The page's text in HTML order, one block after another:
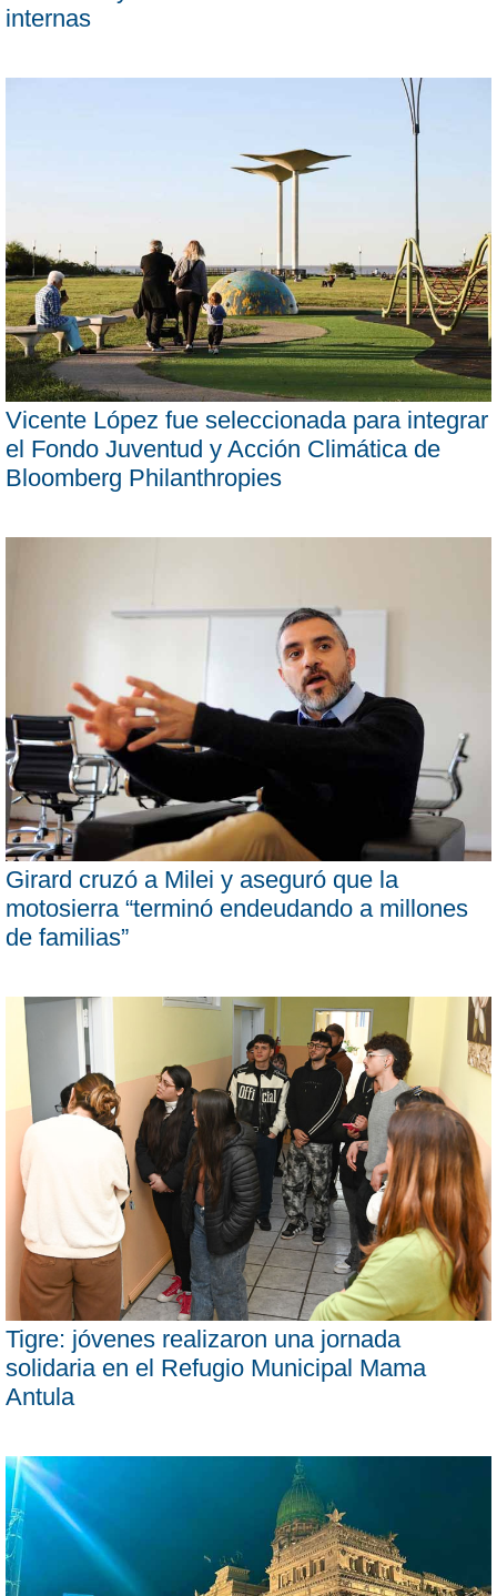
internas
Vicente López fue seleccionada para integrar
el Fondo Juventud y Acción Climática de
Bloomberg Philanthropies
Girard cruzó a Milei y aseguró que la
motosierra “terminó endeudando a millones
de familias”
Tigre: jóvenes realizaron una jornada
solidaria en el Refugio Municipal Mama
Antula